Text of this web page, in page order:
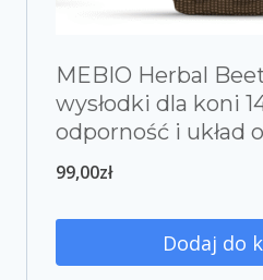
MEBIO Herbal
wysłodki dla koni
odporność i układ
99,00zł
Dodaj do